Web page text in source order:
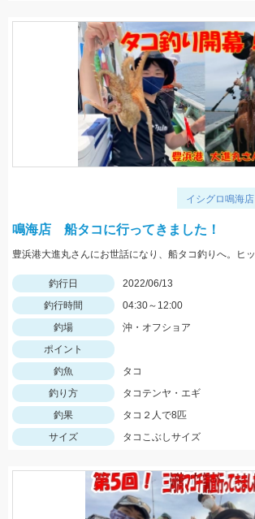
イシグロ鳴海店
鳴海店 船タコに行ってきました！
釣行日
2022/06/13
釣行時間
04:30～12:00
釣場
沖・オフショア
ポイント
釣魚
タコ
釣り方
タコテンヤ・エギ
釣果
タコ２人で8匹
サイズ
タコこぶしサイズ